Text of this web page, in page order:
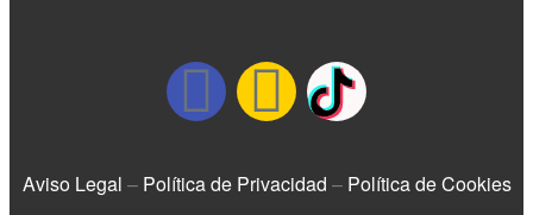
Aviso Legal – Política de Privacidad – Política de Cookies